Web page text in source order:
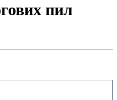
пил